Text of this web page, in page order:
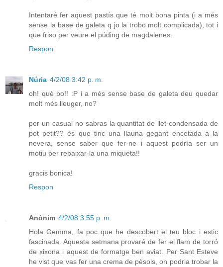
Intentaré fer aquest pastís que té molt bona pinta (i a més
sense la base de galeta q jo la trobo molt complicada), tot i
que friso per veure el púding de magdalenes.
Respon
Núria 4/2/08 3:42 p. m.
oh! què bo!! :P i a més sense base de galeta deu quedar
molt més lleuger, no?
per un casual no sabras la quantitat de llet condensada de
pot petit?? és que tinc una llauna gegant encetada a la
nevera, sense saber que fer-ne i aquest podría ser un
motiu per rebaixar-la una miqueta!!
gracis bonica!
Respon
Anònim 4/2/08 3:55 p. m.
Hola Gemma, fa poc que he descobert el teu bloc i estic
fascinada. Aquesta setmana provaré de fer el flam de torró
de xixona i aquest de formatge ben aviat. Per Sant Esteve
he vist que vas fer una crema de pèsols, on podria trobar la